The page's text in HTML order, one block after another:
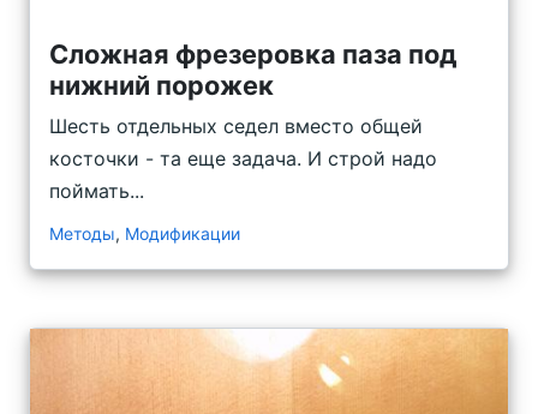
Сложная фрезеровка паза под
нижний порожек
Шесть отдельных седел вместо общей
косточки - та еще задача. И строй надо
поймать...
Методы, Модификации